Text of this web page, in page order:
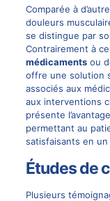
Comparée à
douleurs
se distingue par
Contrairement à
médicamentsou
offre une solution
associés aux
aux interventions
présente
permettant au
satisfaisants en
Études de
Plusieurs